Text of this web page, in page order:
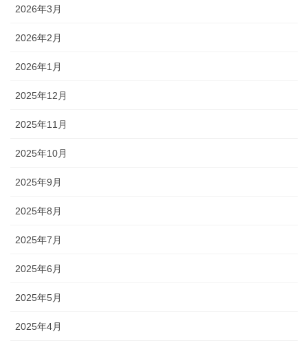
2026年3月
2026年2月
2026年1月
2025年12月
2025年11月
2025年10月
2025年9月
2025年8月
2025年7月
2025年6月
2025年5月
2025年4月